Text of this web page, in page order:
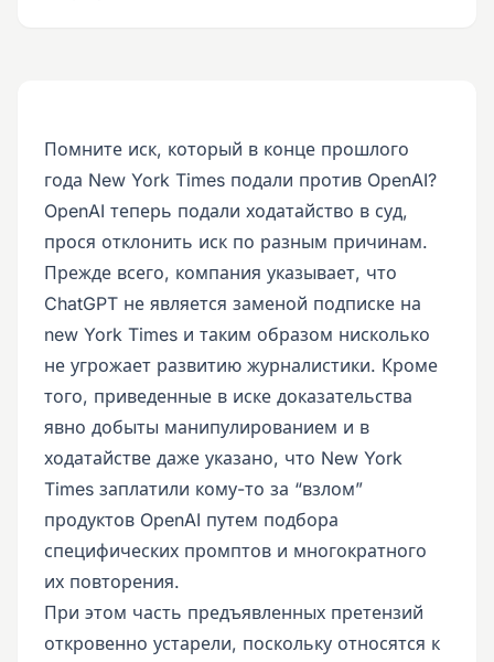
Помните иск, который в конце прошлого
года New York Times подали против OpenAI?
OpenAI теперь подали ходатайство в суд,
прося отклонить иск по разным причинам.
Прежде всего, компания указывает, что
ChatGPT не является заменой подписке на
new York Times и таким образом нисколько
не угрожает развитию журналистики. Кроме
того, приведенные в иске доказательства
явно добыты манипулированием и в
ходатайстве даже указано, что New York
Times заплатили кому-то за “взлом”
продуктов OpenAI путем подбора
специфических промптов и многократного
их повторения.
При этом часть предъявленных претензий
откровенно устарели, поскольку относятся к